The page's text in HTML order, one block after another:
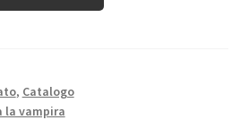
, Catalogo
la vampira